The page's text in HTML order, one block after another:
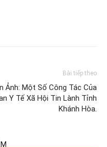
Bài tiếp theo
Ảnh: Một Số Công Tác Của
Y Tế Xã Hội Tin Lành Tỉnh
Khánh Hòa.